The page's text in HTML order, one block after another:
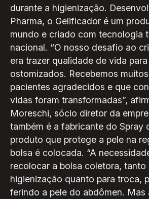
durante a higienização.
Pharma, o Gelificador é um
mundo e criado com tecnologia
nacional. “O nosso desafio ao
era trazer qualidade de vida
ostomizados. Recebemos
pacientes agradecidos e que
vidas foram transformadas”,
Moreschi, sócio diretor da
também é a fabricante do Spray
produto que protege a pele na
bolsa é colocada. “A
recolocar a bolsa coletora, tanto
higienização quanto para troca,
ferindo a pele do abdômen. Mas